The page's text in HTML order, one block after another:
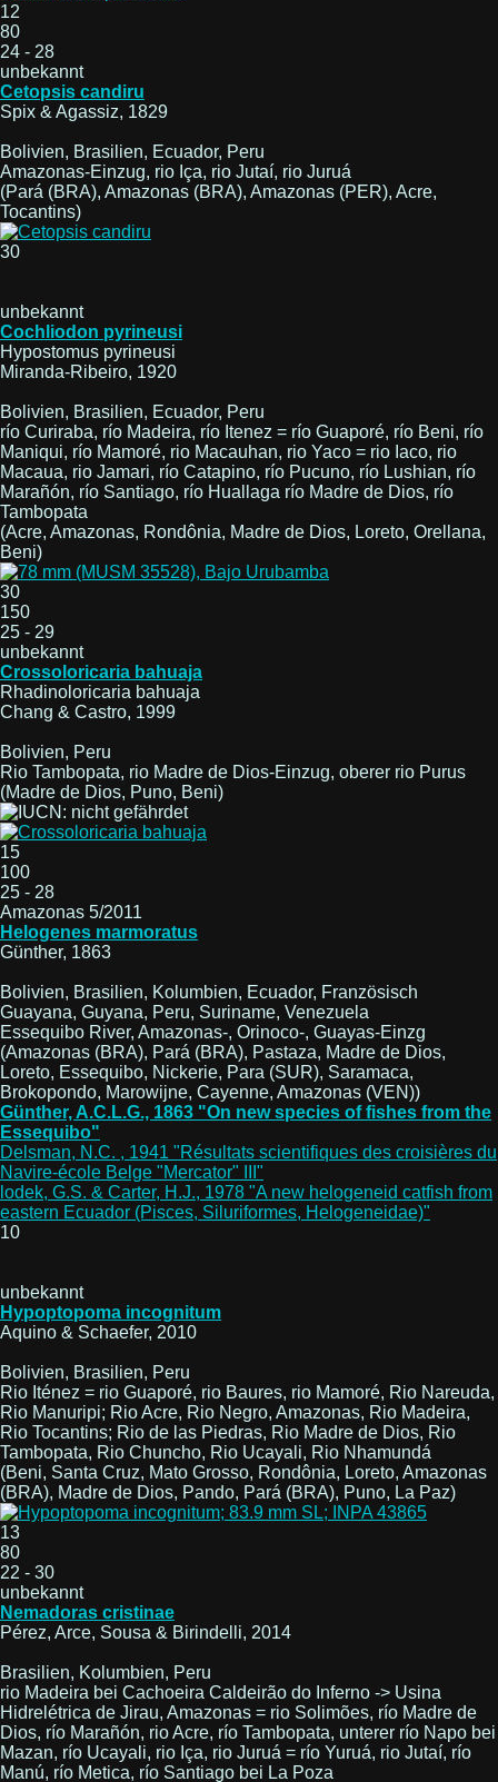
12
80
24 - 28
unbekannt
Cetopsis candiru
Spix & Agassiz, 1829
Bolivien, Brasilien, Ecuador, Peru
Amazonas-Einzug, rio Iça, rio Jutaí, rio Juruá
(Pará (BRA), Amazonas (BRA), Amazonas (PER), Acre,
Tocantins)
30
unbekannt
Cochliodon pyrineusi
Hypostomus pyrineusi
Miranda-Ribeiro, 1920
Bolivien, Brasilien, Ecuador, Peru
río Curiraba, río Madeira, río Itenez = río Guaporé, río Beni, río
Maniqui, río Mamoré, rio Macauhan, rio Yaco = rio Iaco, rio
Macaua, rio Jamari, río Catapino, río Pucuno, río Lushian, río
Marañón, río Santiago, río Huallaga río Madre de Dios, río
Tambopata
(Acre, Amazonas, Rondônia, Madre de Dios, Loreto, Orellana,
Beni)
30
150
25 - 29
unbekannt
Crossoloricaria bahuaja
Rhadinoloricaria bahuaja
Chang & Castro, 1999
Bolivien, Peru
Rio Tambopata, rio Madre de Dios-Einzug, oberer rio Purus
(Madre de Dios, Puno, Beni)
15
100
25 - 28
Amazonas 5/2011
Helogenes marmoratus
Günther, 1863
Bolivien, Brasilien, Kolumbien, Ecuador, Französisch
Guayana, Guyana, Peru, Suriname, Venezuela
Essequibo River, Amazonas-, Orinoco-, Guayas-Einzg
(Amazonas (BRA), Pará (BRA), Pastaza, Madre de Dios,
Loreto, Essequibo, Nickerie, Para (SUR), Saramaca,
Brokopondo, Marowijne, Cayenne, Amazonas (VEN))
Günther, A.C.L.G., 1863 "On new species of fishes from the
Essequibo"
Delsman, N.C. , 1941 "Résultats scientifiques des croisières du
Navire-école Belge "Mercator" III"
lodek, G.S. & Carter, H.J., 1978 "A new helogeneid catfish from
eastern Ecuador (Pisces, Siluriformes, Helogeneidae)"
10
unbekannt
Hypoptopoma incognitum
Aquino & Schaefer, 2010
Bolivien, Brasilien, Peru
Rio Iténez = rio Guaporé, rio Baures, rio Mamoré, Rio Nareuda,
Rio Manuripi; Rio Acre, Rio Negro, Amazonas, Rio Madeira,
Rio Tocantins; Rio de las Piedras, Rio Madre de Dios, Rio
Tambopata, Rio Chuncho, Rio Ucayali, Rio Nhamundá
(Beni, Santa Cruz, Mato Grosso, Rondônia, Loreto, Amazonas
(BRA), Madre de Dios, Pando, Pará (BRA), Puno, La Paz)
13
80
22 - 30
unbekannt
Nemadoras cristinae
Pérez, Arce, Sousa & Birindelli, 2014
Brasilien, Kolumbien, Peru
rio Madeira bei Cachoeira Caldeirão do Inferno -> Usina
Hidrelétrica de Jirau, Amazonas = rio Solimões, río Madre de
Dios, río Marañón, rio Acre, río Tambopata, unterer río Napo bei
Mazan, río Ucayali, rio Iça, rio Juruá = río Yuruá, rio Jutaí, río
Manú, río Metica, río Santiago bei La Poza